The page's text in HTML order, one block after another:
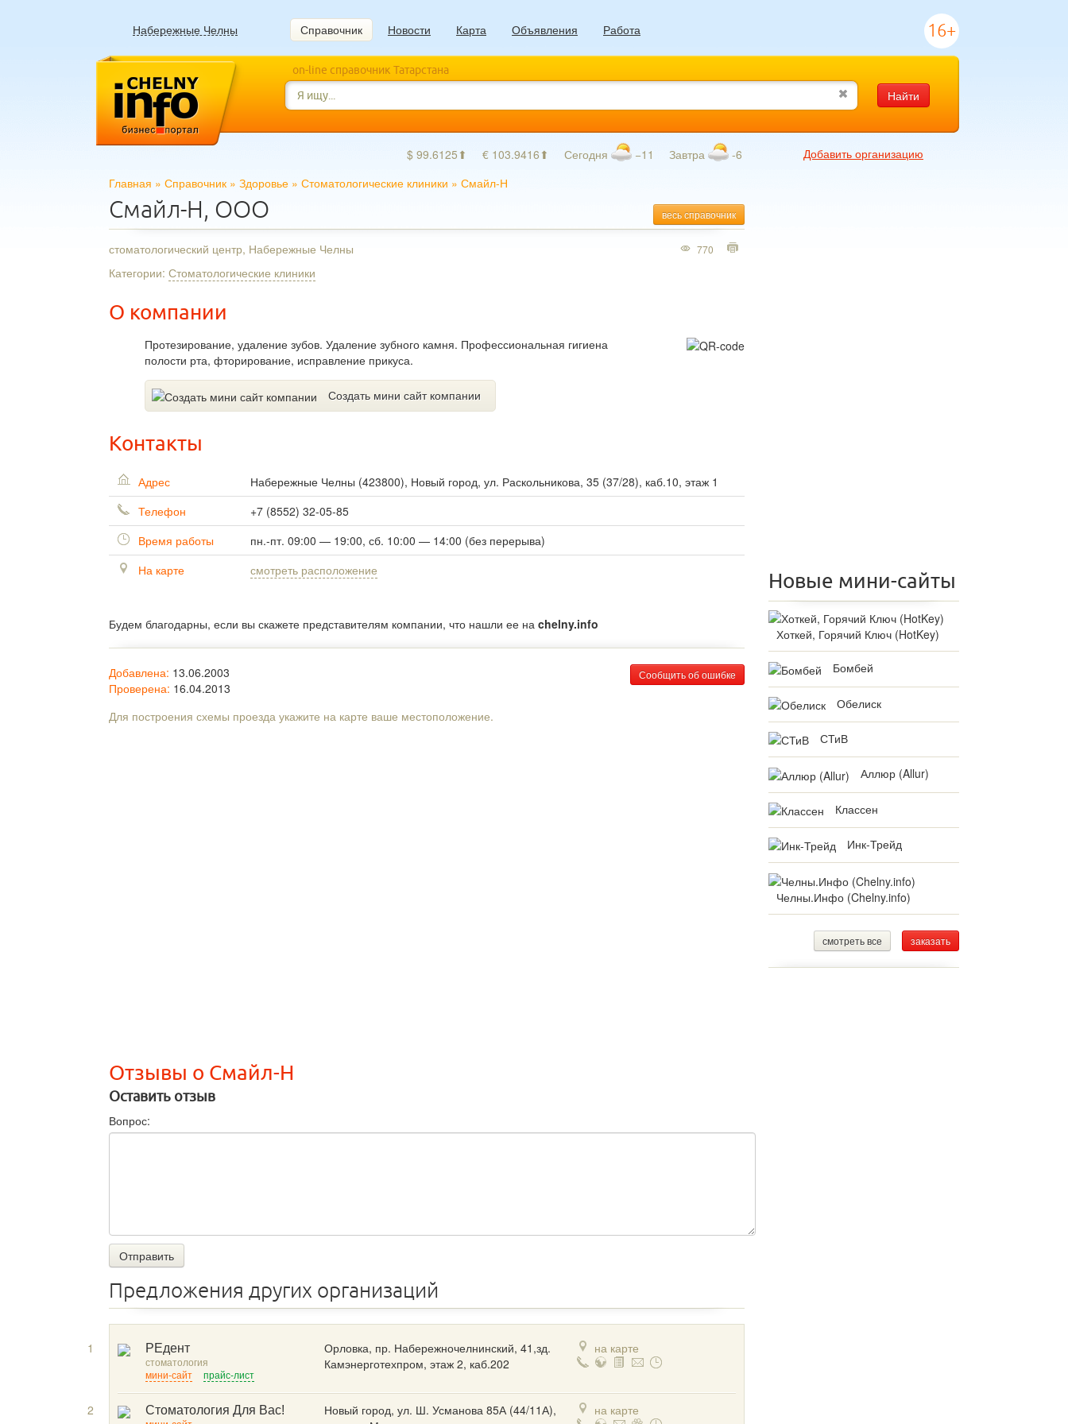
Набережные Челны Справочник Новости Карта Объявления Работа 16+
on-line справочник Татарстана
Найти
$ 99.6125⬆ € 103.9416⬆ Сегодня −11 Завтра -6
Добавить организацию
Главная » Справочник » Здоровье » Стоматологические клиники » Смайл-Н
весь справочник
Смайл-Н, ООО
стоматологический центр, Набережные Челны
Категории: Стоматологические клиники
О компании
Протезирование, удаление зубов. Удаление зубного камня. Профессиональная гигиена
полости рта, фторирование, исправление прикуса.
Создать мини сайт компании
770
Контакты
Адрес Набережные Челны (423800), Новый город, ул. Раскольникова, 35 (37/28), каб.10, этаж 1
Телефон
+7 (8552) 32-05-85
Время работы
пн.-пт. 09:00 — 19:00, сб. 10:00 — 14:00 (без перерыва)
На карте
смотреть расположение
Будем благодарны, если вы скажете представителям компании, что нашли ее на chelny.info
Сообщить об ошибке
Добавлена: 13.06.2003
Проверена: 16.04.2013
Для построения схемы проезда укажите на карте ваше местоположение.
Отзывы о Смайл-Н
Оставить отзыв
Вопрос:
Отправить
Предложения других организаций
1
РЕдент
стоматология
мини-сайт прайс-лист
Орловка, пр. Набережночелнинский, 41,зд.
Камэнерготехпром, этаж 2, каб.202
на карте
2 Стоматология Для Вас!
Новый город, ул. Ш. Усманова 85А (44/11А),
на карте
Новые мини-сайты
Хоткей, Горячий Ключ (HotKey)
Бомбей
Обелиск
СТиВ
Аллюр (Allur)
Классен
Инк-Трейд
Челны.Инфо (Chelny.info)
смотреть все заказать